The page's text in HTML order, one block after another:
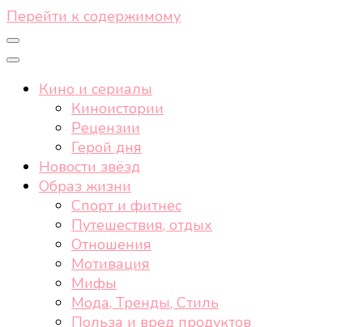
Перейти к содержимому
Кино и сериалы
Киноистории
Рецензии
Герой дня
Новости звёзд
Образ жизни
Спорт и фитнес
Путешествия, отдых
Отношения
Мотивация
Мифы
Мода, Тренды, Стиль
Польза и вред продуктов